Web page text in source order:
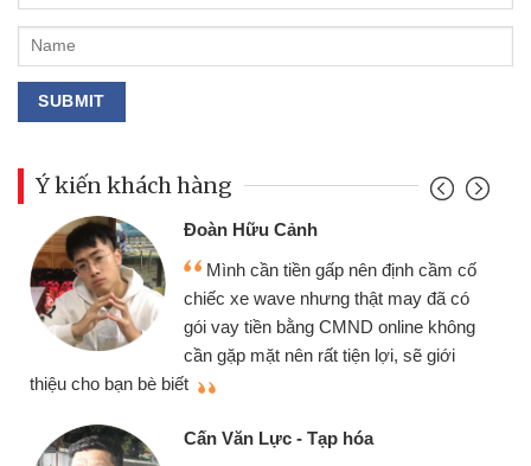
Ý kiến khách hàng
Đoàn Hữu Cảnh
Mình cần tiền gấp nên định cầm cố
chiếc xe wave nhưng thật may đã có
gói vay tiền bằng CMND online không
cần gặp mặt nên rất tiện lợi, sẽ giới
thiệu cho bạn bè biết
Cấn Văn Lực - Tạp hóa